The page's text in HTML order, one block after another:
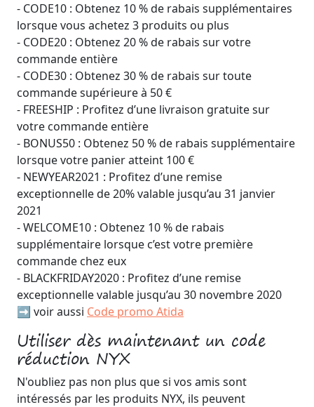
- CODE10 : Obtenez 10 % de rabais supplémentaires
lorsque vous achetez 3 produits ou plus
- CODE20 : Obtenez 20 % de rabais sur votre
commande entière
- CODE30 : Obtenez 30 % de rabais sur toute
commande supérieure à 50 €
- FREESHIP : Profitez d’une livraison gratuite sur
votre commande entière
- BONUS50 : Obtenez 50 % de rabais supplémentaire
lorsque votre panier atteint 100 €
- NEWYEAR2021 : Profitez d’une remise
exceptionnelle de 20% valable jusqu’au 31 janvier
2021
- WELCOME10 : Obtenez 10 % de rabais
supplémentaire lorsque c’est votre première
commande chez eux
- BLACKFRIDAY2020 : Profitez d’une remise
exceptionnelle valable jusqu’au 30 novembre 2020
➡️ voir aussi Code promo Atida
Utiliser dès maintenant un code
réduction NYX
N'oubliez pas non plus que si vos amis sont
intéressés par les produits NYX, ils peuvent